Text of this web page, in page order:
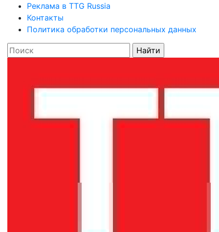
Реклама в TTG Russia
Контакты
Политика обработки персональных данных